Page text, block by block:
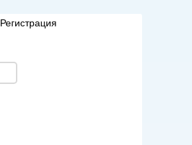
Регистрация